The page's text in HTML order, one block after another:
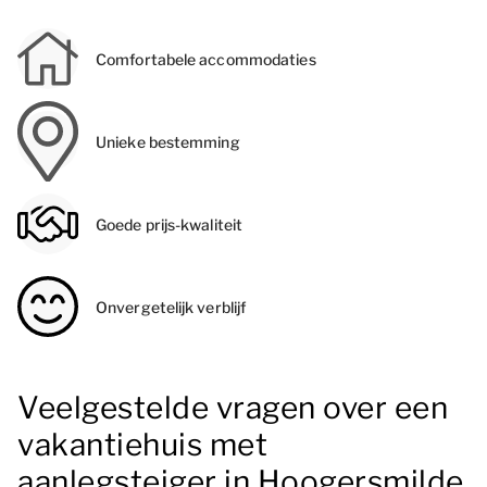
Comfortabele accommodaties
Unieke bestemming
Goede prijs-kwaliteit
Onvergetelijk verblijf
Veelgestelde vragen over een
vakantiehuis met